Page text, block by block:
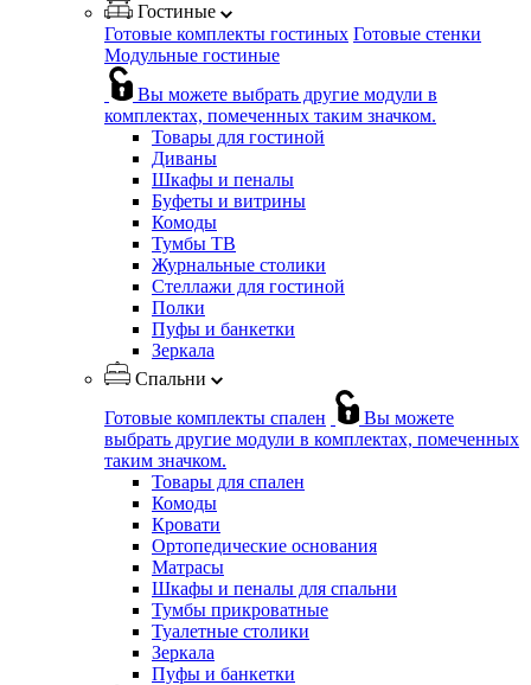
Гостиные
Готовые комплекты гостиных Готовые стенки
Модульные гостиные
Вы можете выбрать другие модули в
комплектах, помеченных таким значком.
Товары для гостиной
Диваны
Шкафы и пеналы
Буфеты и витрины
Комоды
Тумбы ТВ
Журнальные столики
Стеллажи для гостиной
Полки
Пуфы и банкетки
Зеркала
Спальни
Готовые комплекты спален
Вы можете
выбрать другие модули в комплектах, помеченных
таким значком.
Товары для спален
Комоды
Кровати
Ортопедические основания
Матрасы
Шкафы и пеналы для спальни
Тумбы прикроватные
Туалетные столики
Зеркала
Пуфы и банкетки